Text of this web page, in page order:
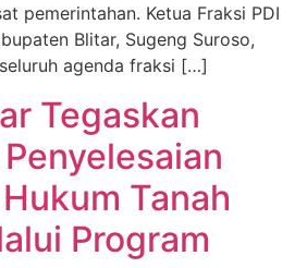
pemerintahan. Ketua Fraksi PDI
Blitar, Sugeng Suroso,
agenda fraksi […]
Tegaskan
Tanah
Program